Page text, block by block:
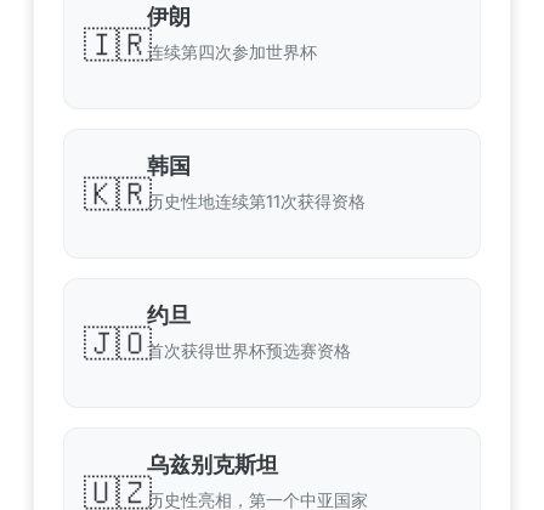
🇮🇷
伊朗
连续第四次参加世界杯
🇰🇷
韩国
历史性地连续第11次获得资格
🇯🇴
约旦
首次获得世界杯预选赛资格
🇺🇿
乌兹别克斯坦
历史性亮相，第一个中亚国家